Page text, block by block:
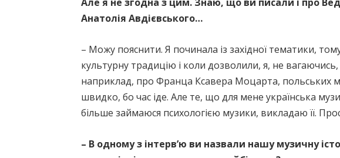
Анатолія Авдієвського…
– Можу пояснити. Я починала із західної тематики,
культурну традицію і коли дозволили, я, не
наприклад, про Франца Ксавера Моцарта, польських
швидко, бо час іде. Але те, що для мене українська
більше займаюся психологією музики, викладаю її.
– В одному з інтерв’ю ви назвали нашу музичну